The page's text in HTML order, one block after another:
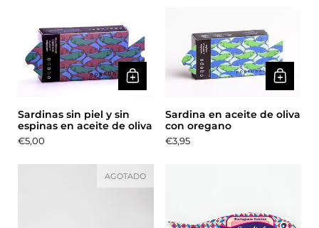
Sardinas sin piel y sin
espinas en aceite de oliva
Precio:
€5,00
Sardina en aceite de oliva
con oregano
Precio:
€3,95
AGOTADO